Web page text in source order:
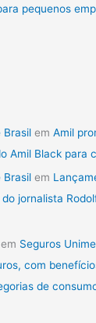
pequenos
Brasil emAmil
Amil Black para
Brasil em
do jornalista
em Seguros
com
de